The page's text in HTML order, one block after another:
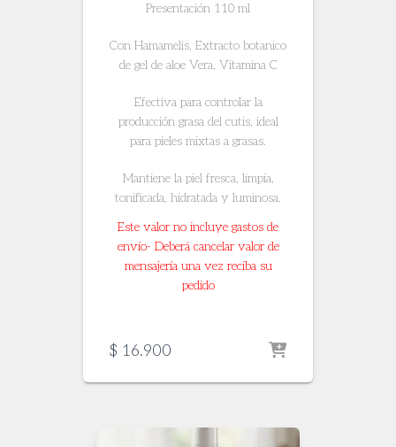
Presentación 110 ml
Con Hamamelis, Extracto botanico
de gel de aloe Vera, Vitamina C
Efectiva para controlar la
producción grasa del cutis, ideal
para pieles mixtas a grasas.
Mantiene la piel fresca, limpia,
tonificada, hidratada y luminosa.
Este valor no incluye gastos de
envío- Deberá cancelar valor de
mensajería una vez reciba su
pedido
$ 16.900